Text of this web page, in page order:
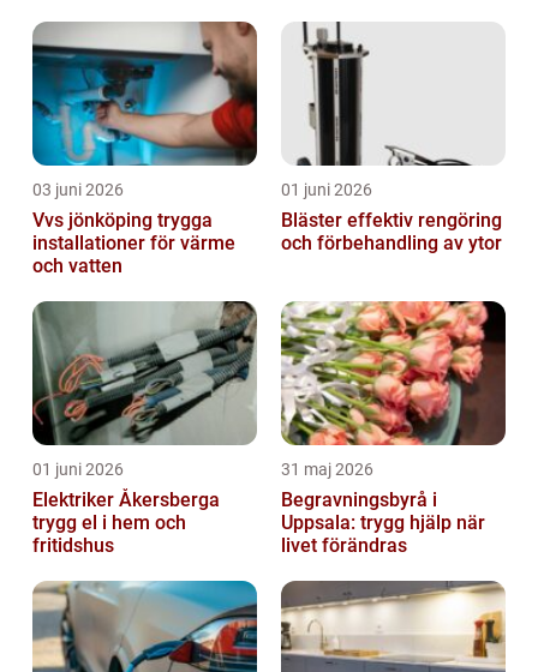
03 juni 2026
Vvs jönköping trygga
installationer för värme
och vatten
01 juni 2026
Bläster effektiv rengöring
och förbehandling av ytor
01 juni 2026
Elektriker Åkersberga
trygg el i hem och
fritidshus
31 maj 2026
Begravningsbyrå i
Uppsala: trygg hjälp när
livet förändras